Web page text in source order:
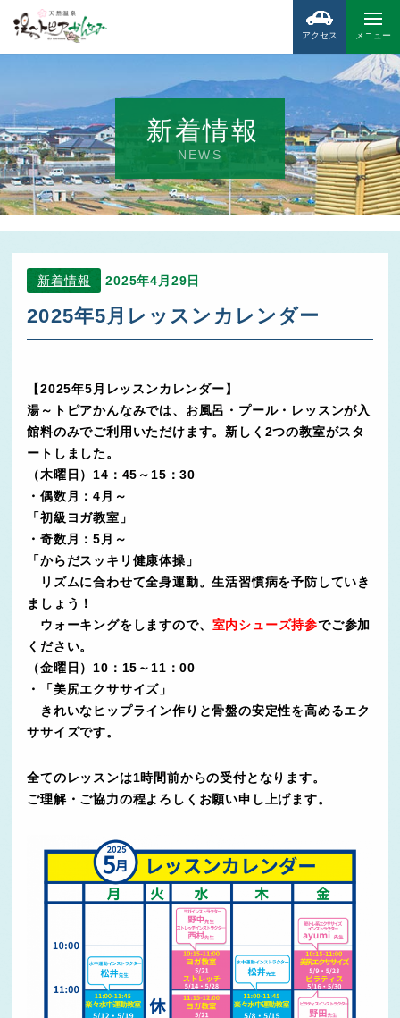
メニュー
アクセス
新着情報
NEWS
新着情報 2025年4月29日
2025年5月レッスンカレンダー
【2025年5月レッスンカレンダー】
湯～トピアかんなみでは、お風呂・プール・レッスンが入
館料のみでご利用いただけます。新しく2つの教室がスタ
ートしました。
（木曜日）14：45～15：30
・偶数月：4月～
「初級ヨガ教室」
・奇数月：5月～
「からだスッキリ健康体操」
リズムに合わせて全身運動。生活習慣病を予防していき
ましょう！
ウォーキングをしますので、 室内シューズ持参でご参加
ください。
（金曜日）10：15～11：00
・「美尻エクササイズ」
きれいなヒップライン作りと骨盤の安定性を高めるエク
ササイズです。
全てのレッスンは1時間前からの受付となります。
ご理解・ご協力の程よろしくお願い申し上げます。